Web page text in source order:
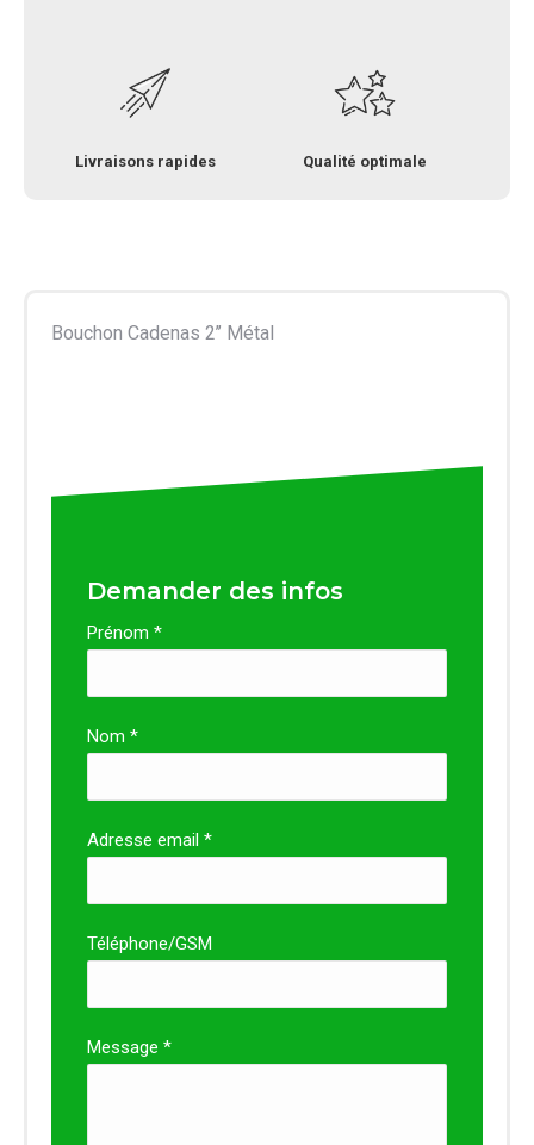
Livraisons rapides Qualité optimale
Bouchon Cadenas 2’’ Métal
Demander des infos
Prénom *
Nom *
Adresse email *
Téléphone/GSM
Message *